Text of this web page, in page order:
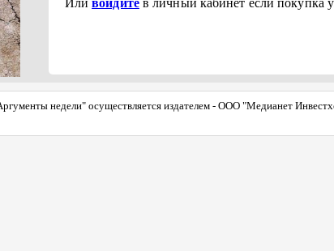
Иливойдитев личный кабинет если покупка
недели" осуществляется издателем - ООО "Медианет